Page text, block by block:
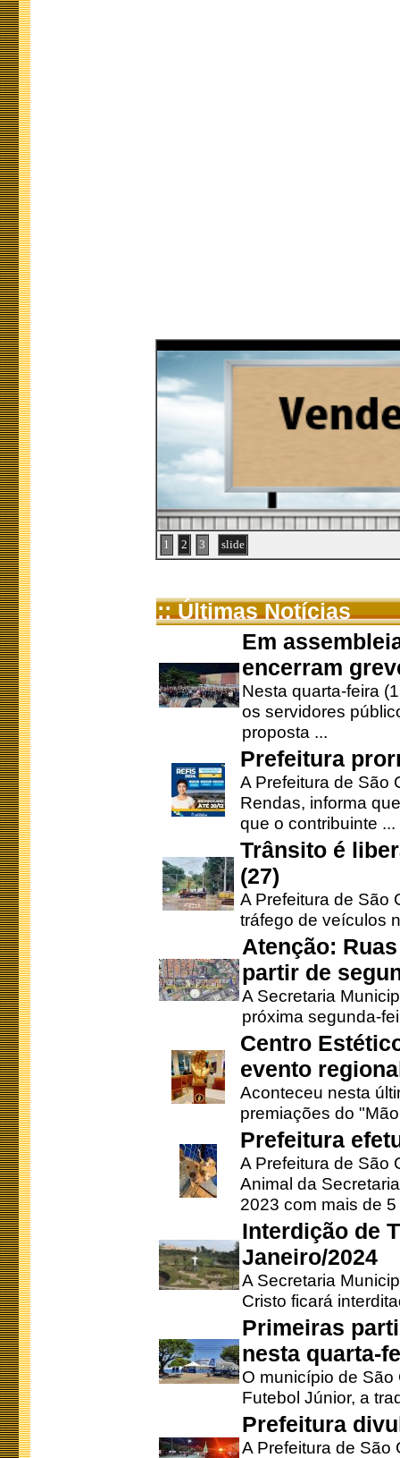
1 2 3 slide
:: Últimas Notícias
Em
encerram
Nesta quarta-feira
os servidores
proposta ...
Prefeitura
A Prefeitura de São
Rendas, informa
que o contribuinte ...
Trânsito é
(27)
A Prefeitura de São
tráfego de veículos
Atenção:
partir de
A Secretaria
próxima segunda-
Centro
evento
Aconteceu nesta
premiações do
Prefeitura
A Prefeitura de São
Animal da
2023 com mais de 5
Interdição de
Janeiro/2024
A Secretaria
Cristo ficará
Primeiras
nesta quarta-
O município de
Futebol Júnior, a
Prefeitura
A Prefeitura de São